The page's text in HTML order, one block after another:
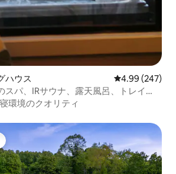
ハウス レビュー247
4.99 (247)
スパ、IRサウナ、露天風呂、トレイ
環境のクオリティ
イスです。